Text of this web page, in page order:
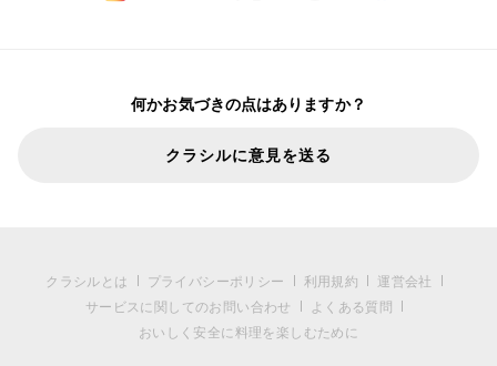
何かお気づきの点はありますか？
クラシルに意見を送る
クラシルとは プライバシーポリシー 利用規約
運営会社
サービスに関してのお問い合わせ
よくある質問
おいしく安全に料理を楽しむために